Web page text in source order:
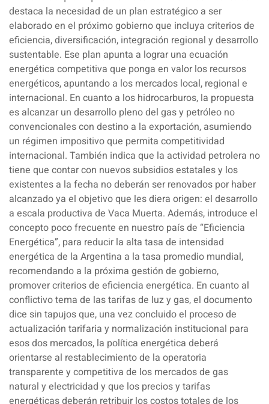
destaca la necesidad de un plan estratégico a ser
elaborado en el próximo gobierno que incluya criterios de
eficiencia, diversificación, integración regional y desarrollo
sustentable. Ese plan apunta a lograr una ecuación
energética competitiva que ponga en valor los recursos
energéticos, apuntando a los mercados local, regional e
internacional. En cuanto a los hidrocarburos, la propuesta
es alcanzar un desarrollo pleno del gas y petróleo no
convencionales con destino a la exportación, asumiendo
un régimen impositivo que permita competitividad
internacional. También indica que la actividad petrolera no
tiene que contar con nuevos subsidios estatales y los
existentes a la fecha no deberán ser renovados por haber
alcanzado ya el objetivo que les diera origen: el desarrollo
a escala productiva de Vaca Muerta. Además, introduce el
concepto poco frecuente en nuestro país de “Eficiencia
Energética”, para reducir la alta tasa de intensidad
energética de la Argentina a la tasa promedio mundial,
recomendando a la próxima gestión de gobierno,
promover criterios de eficiencia energética. En cuanto al
conflictivo tema de las tarifas de luz y gas, el documento
dice sin tapujos que, una vez concluido el proceso de
actualización tarifaria y normalización institucional para
esos dos mercados, la política energética deberá
orientarse al restablecimiento de la operatoria
transparente y competitiva de los mercados de gas
natural y electricidad y que los precios y tarifas
energéticas deberán retribuir los costos totales de los